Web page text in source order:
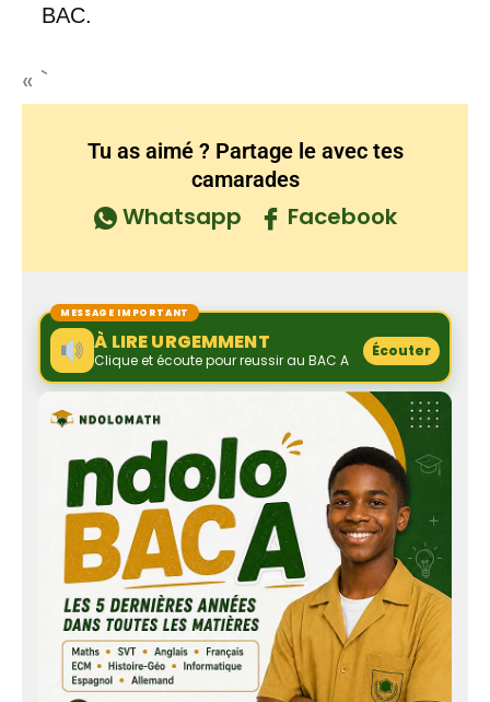
BAC.
« `
Tu as aimé ? Partage le avec tes
camarades
Whatsapp Facebook
MESSAGE IMPORTANT
À LIRE URGEMMENT
Clique et écoute pour reussir au BAC A
Écouter